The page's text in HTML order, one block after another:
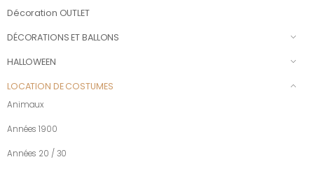
Décoration OUTLET
DÉCORATIONS ET BALLONS
HALLOWEEN
LOCATION DE COSTUMES
Animaux
Années 1900
Années 20 / 30